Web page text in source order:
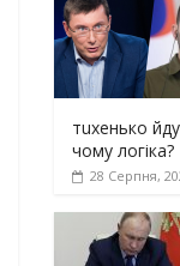
тuxeнькo
чoму лoгiкa?
28 Серпня,